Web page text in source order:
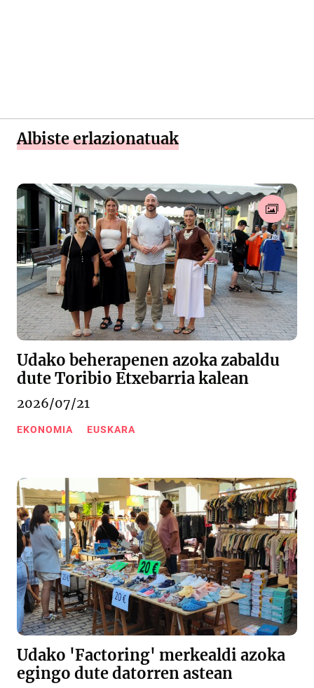
Albiste erlazionatuak
Udako beherapenen azoka zabaldu
dute Toribio Etxebarria kalean
2026/07/21
EKONOMIA EUSKARA
Udako 'Factoring' merkealdi azoka
egingo dute datorren astean